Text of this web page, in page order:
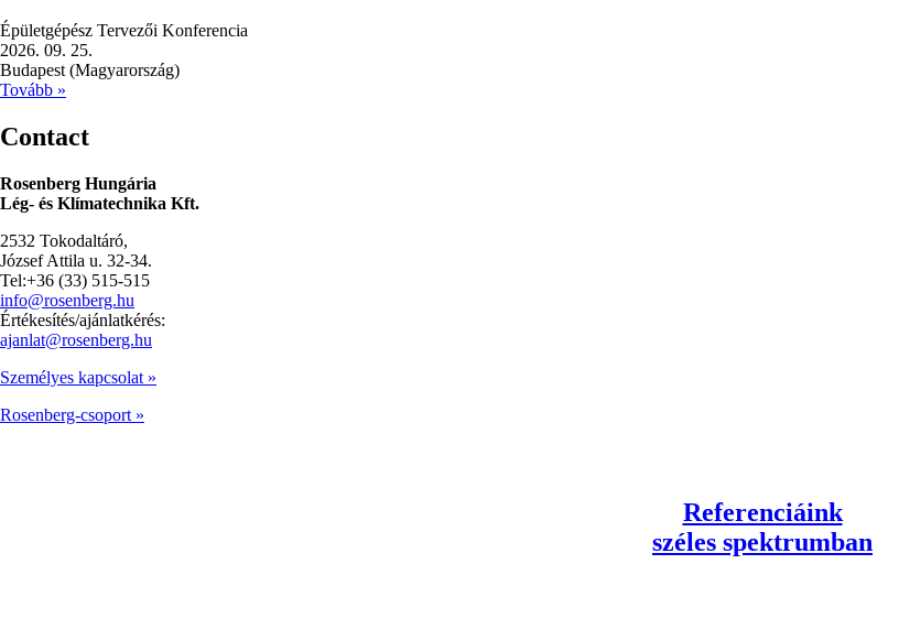
Épületgépész Tervezői Konferencia
2026. 09. 25.
Budapest (Magyarország)
Tovább »
Contact
Rosenberg Hungária
Lég- és Klímatechnika Kft.
2532 Tokodaltáró,
József Attila u. 32-34.
Tel:+36 (33) 515-515
info@rosenberg.hu
Értékesítés/ajánlatkérés:
ajanlat@rosenberg.hu
Személyes kapcsolat »
Rosenberg-csoport »
Referenciáink
széles spektrumban